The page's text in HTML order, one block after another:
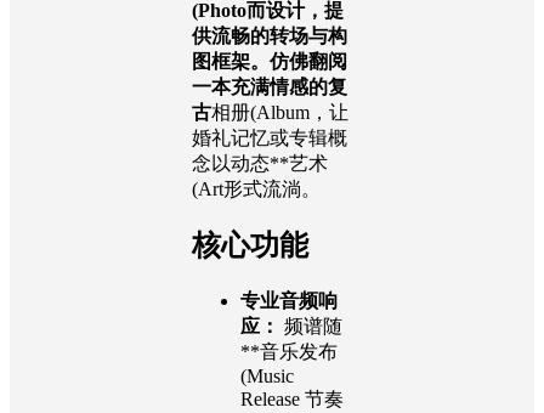
(Photo而设计，提
供流畅的转场与构
图框架。仿佛翻阅
一本充满情感的复
古相册(Album，让
婚礼记忆或专辑概
念以动态**艺术
(Art形式流淌。
核心功能
专业音频响
应： 频谱随
**音乐发布
(Music
Release 节奏